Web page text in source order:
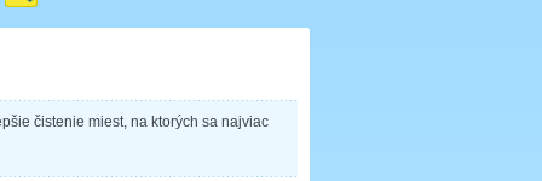
čistenie miest, na ktorých sa najviac